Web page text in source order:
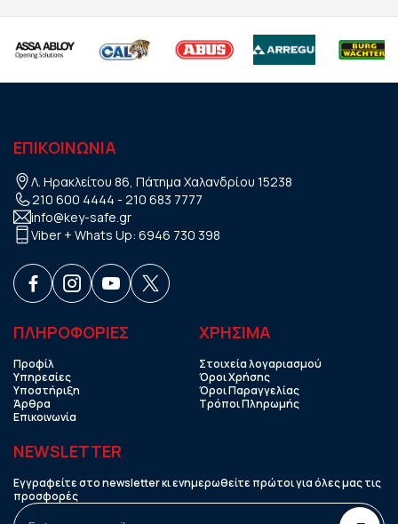
ΕΠΙΚΟΙΝΩΝΙΑ
Λ. Ηρακλείτου 86, Πάτημα Χαλανδρίου 15238
210 600 4444 - 210 683 7777
info@key-safe.gr
Viber + Whats Up: 6946 730 398
ΠΛΗΡΟΦΟΡΙΕΣ
Προφίλ
Υπηρεσίες
Υποστήριξη
Άρθρα
Επικοινωνία
ΧΡHΣΙΜΑ
Στοιχεία λογαριασμού
Όροι Χρήσης
Όροι Παραγγελίας
Τρόποι Πληρωμής
NEWSLETTER
Εγγραφείτε στο newsletter κι ενημερωθείτε πρώτοι για όλες μας τις
προσφορές